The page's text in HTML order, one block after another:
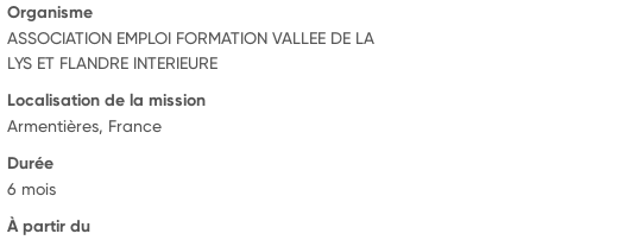
Organisme
ASSOCIATION EMPLOI FORMATION VALLEE DE LA
LYS ET FLANDRE INTERIEURE
Localisation de la mission
Armentières, France
Durée
6 mois
À partir du